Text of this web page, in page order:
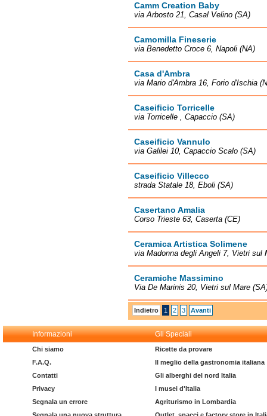
Camm Creation Baby
via Arbosto 21, Casal Velino (SA)
Camomilla Fineserie
via Benedetto Croce 6, Napoli (NA)
Casa d'Ambra
via Mario d'Ambra 16, Forio d'Ischia
Caseificio Torricelle
via Torricelle , Capaccio (SA)
Caseificio Vannulo
via Galilei 10, Capaccio Scalo (SA)
Caseificio Villecco
strada Statale 18, Eboli (SA)
Casertano Amalia
Corso Trieste 63, Caserta (CE)
Ceramica Artistica Solimene
via Madonna degli Angeli 7, Vietri sul
Ceramiche Massimino
Via De Marinis 20, Vietri sul Mare
Indietro 1 2 3 Avanti
Informazioni Gli Speciali
Chi siamo
F.A.Q.
Contatti
Privacy
Segnala un errore
Ricette da provare
Il meglio della gastronomia italiana
Gli alberghi del nord Italia
I musei d'Italia
Agriturismo in Lombardia